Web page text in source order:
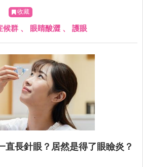
幕位置息息相關。同時，可能還伴隨
模糊、假性近視、聚焦困難，這些問
線、螢幕本身有關。眼表症狀也是常
可能對眼睛和肌肉骨骼健康造成影
收藏
候群 、 眼睛酸澀 、 護眼
直長針眼？居然是得了眼瞼炎？